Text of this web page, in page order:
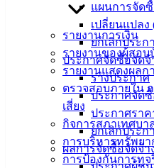
แผนการจัด
เปลี่ยนแปลง
ยกเลิกประก
ประกาศจัดซื้อจัดจ้
ร่างประกาศ
ประกาศจัด
ประกาศราค
ยกเลิกประก
ผลการจัดซื้อจัดจ้า
รายงานการเงิน
รายงานของผู้สอ
รายงานแสดงผลก
ตรวจสอบภายใน
เสี่ยง
กิจการสภาเทศบา
การบริหารทรัพย
การป้องกันการทุจ
อิเล็กทรอนิกส์
ความรู้
(Knowledge
Management)
เทศบาล